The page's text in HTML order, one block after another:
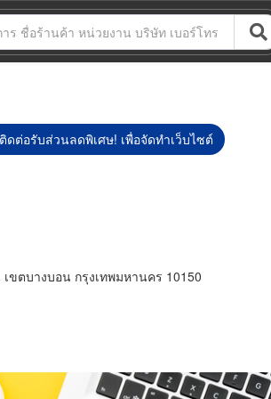
ต่อรับส่วนลดพิเศษ! เพื่อจัดทำเว็บไซต์
ขตบางบอน กรุงเทพมหานคร 10150